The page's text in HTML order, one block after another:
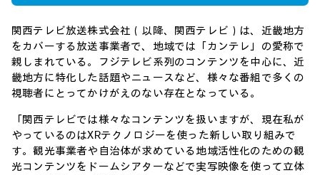
関西テレビ放送株式会社（以降、関西テレビ）は、近畿地方
をカバーする放送事業者で、地域では「カンテレ」の愛称で
親しまれている。フジテレビ系列のコンテンツを中心に、近
畿地方に特化した話題やニュースなど、様々な番組で多くの
視聴者にとってかけがえのない存在となっている。
「関西テレビでは様々なコンテンツを扱いますが、現在私が
やっているのはXRテクノロジーを使った新しい取り組みで
す。観光事業者や自治体が求めている地域活性化のための観
光コンテンツをドームシアターなどで実写映像を使って立体